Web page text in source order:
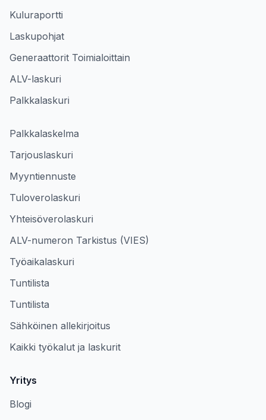
Kuluraportti
Laskupohjat
Generaattorit Toimialoittain
ALV-laskuri
Palkkalaskuri
Palkkalaskelma
Tarjouslaskuri
Myyntiennuste
Tuloverolaskuri
Yhteisöverolaskuri
ALV-numeron Tarkistus (VIES)
Työaikalaskuri
Tuntilista
Tuntilista
Sähköinen allekirjoitus
Kaikki työkalut ja laskurit
Yritys
Blogi